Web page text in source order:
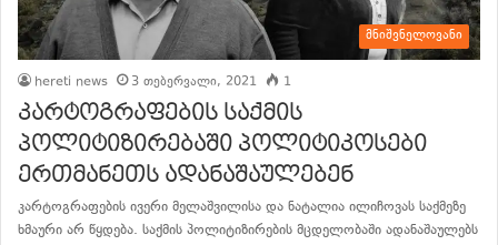
მნიშვნელოვანი
hereti news 3 თებერვალი, 2021 1
კარტოგრაფების საქმის
პოლიტიზირებაში პოლიტიკოსები
ერთმანეთს ადანაშაულებენ
კარტოგრაფების ივერი მელაშვილისა და ნატალია ილიჩოვას საქმეზე
ხმაური არ წყდება. საქმის პოლიტიზირების მცდელობაში ადანაშაულებს